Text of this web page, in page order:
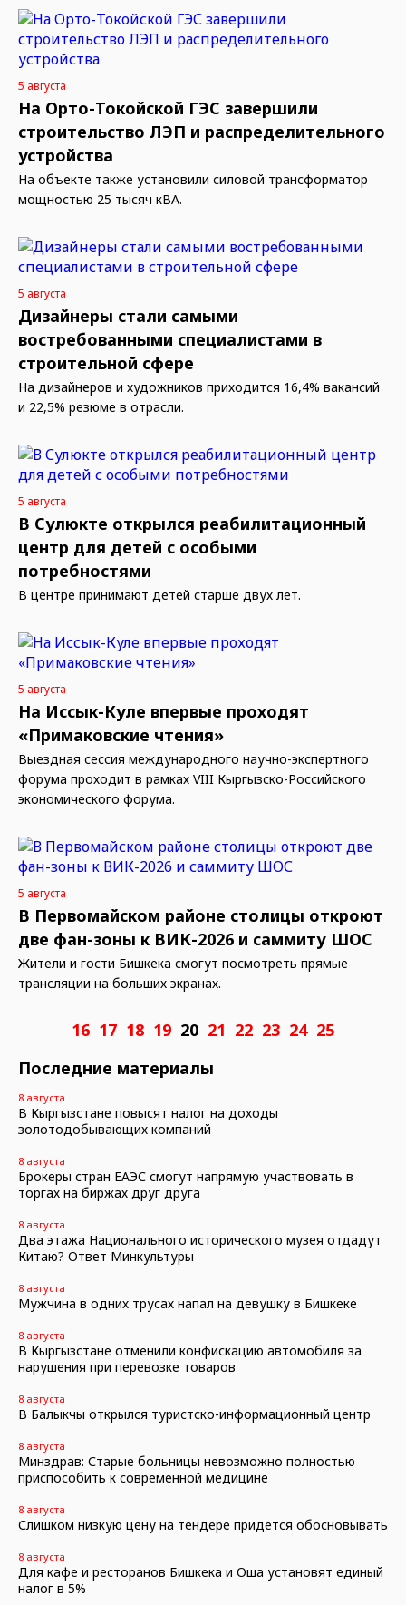
5 августа
На Орто-Токойской ГЭС завершили
строительство ЛЭП и распределительного
устройства
На объекте также установили силовой трансформатор
мощностью 25 тысяч кВА.
5 августа
Дизайнеры стали самыми
востребованными специалистами в
строительной сфере
На дизайнеров и художников приходится 16,4% вакансий
и 22,5% резюме в отрасли.
5 августа
В Сулюкте открылся реабилитационный
центр для детей с особыми
потребностями
В центре принимают детей старше двух лет.
5 августа
На Иссык-Куле впервые проходят
«Примаковские чтения»
Выездная сессия международного научно-экспертного
форума проходит в рамках VIII Кыргызско-Российского
экономического форума.
5 августа
В Первомайском районе столицы откроют
две фан-зоны к ВИК-2026 и саммиту ШОС
Жители и гости Бишкека смогут посмотреть прямые
трансляции на больших экранах.
16 17 18 19 20 21 22 23 24 25
Последние материалы
8 августа
В Кыргызстане повысят налог на доходы
золотодобывающих компаний
8 августа
Брокеры стран ЕАЭС смогут напрямую участвовать в
торгах на биржах друг друга
8 августа
Два этажа Национального исторического музея отдадут
Китаю? Ответ Минкультуры
8 августа
Мужчина в одних трусах напал на девушку в Бишкеке
8 августа
В Кыргызстане отменили конфискацию автомобиля за
нарушения при перевозке товаров
8 августа
В Балыкчы открылся туристско-информационный центр
8 августа
Минздрав: Старые больницы невозможно полностью
приспособить к современной медицине
8 августа
Слишком низкую цену на тендере придется обосновывать
8 августа
Для кафе и ресторанов Бишкека и Оша установят единый
налог в 5%